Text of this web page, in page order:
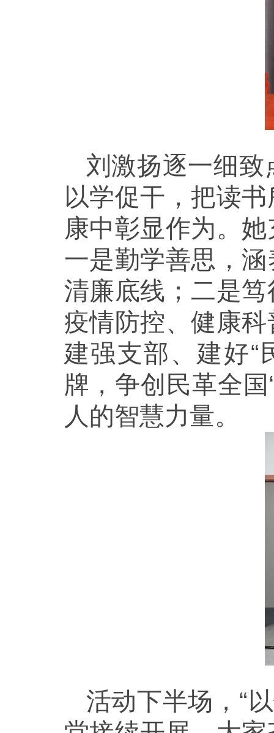
刘激扬逐一细
以学促干，把读
康中彰显作为。
一是勤学善思，
清廉底线；二是
疫情防控、健康
建强支部、建好“
牌，争创民革全
人的智慧力量。
活动下半场，“